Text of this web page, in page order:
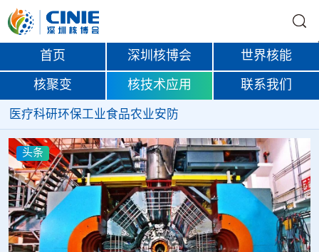
首页 深圳核博会 世界核能
核聚变 核技术应用 联系我们
医疗科研环保工业食品农业安防
头条